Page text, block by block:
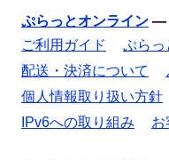
ぷらっとオンライン —
ご利用ガイド
ぷらっ
配送・決済について
個人情報取り扱い方針
IPv6への取り組み
お